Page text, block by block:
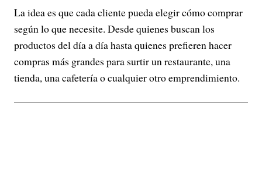
La idea es que cada cliente pueda elegir cómo comprar
según lo que necesite. Desde quienes buscan los
productos del día a día hasta quienes prefieren hacer
compras más grandes para surtir un restaurante, una
tienda, una cafetería o cualquier otro emprendimiento.